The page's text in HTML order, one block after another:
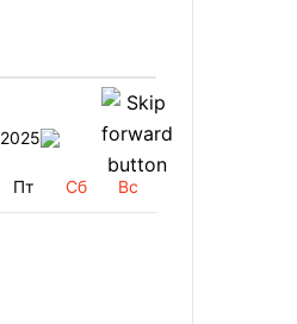
2025
Пт Сб Вс